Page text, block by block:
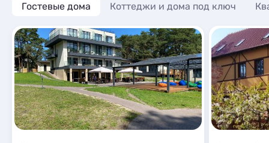
Гостевые дома Коттеджи и дома под ключ